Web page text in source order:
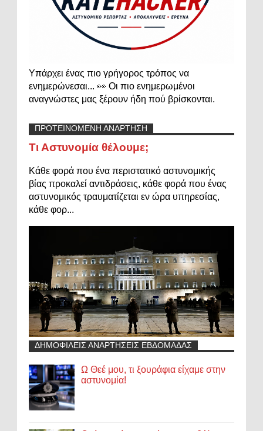
Υπάρχει ένας πιο γρήγορος τρόπος να
ενημερώνεσαι... 👀 Οι πιο ενημερωμένοι
αναγνώστες μας ξέρουν ήδη πού βρίσκονται.
ΠΡΟΤΕΙΝΟΜΕΝΗ ΑΝΑΡΤΗΣΗ
Τι Αστυνομία θέλουμε;
Κάθε φορά που ένα περιστατικό αστυνομικής
βίας προκαλεί αντιδράσεις, κάθε φορά που ένας
αστυνομικός τραυματίζεται εν ώρα υπηρεσίας,
κάθε φορ...
ΔΗΜΟΦΙΛΕΙΣ ΑΝΑΡΤΗΣΕΙΣ ΕΒΔΟΜΑΔΑΣ
Ω Θεέ μου, τι ξουράφια είχαμε στην
αστυνομία!